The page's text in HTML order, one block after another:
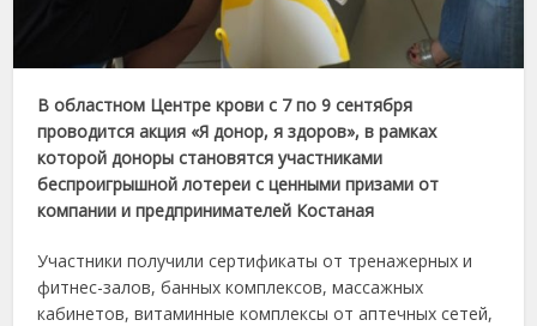
В областном Центре крови с 7 по 9 сентября
проводится акция «Я донор, я здоров», в рамках
которой доноры становятся участниками
беспроигрышной лотереи с ценными призами от
компании и предпринимателей Костаная
Участники получили сертификаты от тренажерных и
фитнес-залов, банных комплексов, массажных
кабинетов, витаминные комплексы от аптечных сетей,